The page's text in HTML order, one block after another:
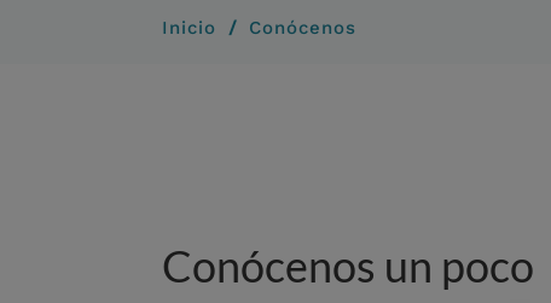
Inicio / Conócenos
Conócenos un poco